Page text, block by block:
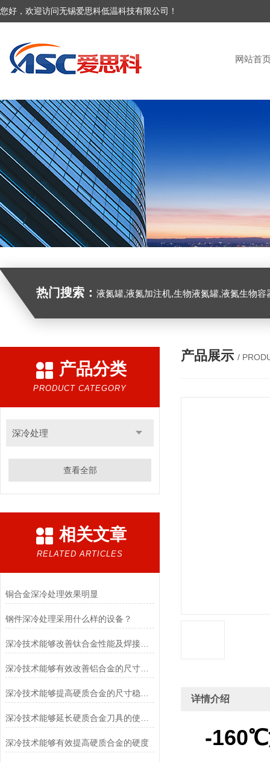
您好，欢迎访问无锡爱思科低温科技有限公司！
网站首
热门搜索： 液氮罐,液氮加注机,生物液氮罐,液氮生物容器,
产品分类
PRODUCT CATEGORY
深冷处理
查看全部
相关文章
RELATED ARTICLES
铜合金深冷处理效果明显
钢件深冷处理采用什么样的设备？
深冷技术能够改善钛合金性能及焊接件的尺寸稳定性
深冷技术能够有效改善铝合金的尺寸稳定性，提高零件精度
深冷技术能够有效提高硬质合金的硬度
产品展示 /
详情介绍
-160℃